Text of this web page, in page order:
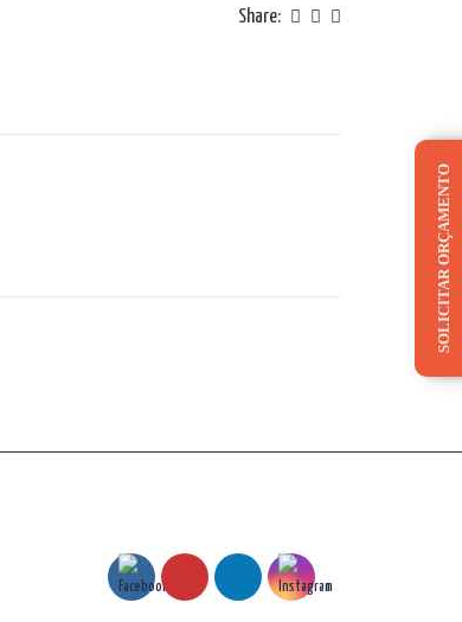
Share:
SOLICITAR ORÇAMENTO